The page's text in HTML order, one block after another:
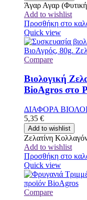
Άγαρ Αγαρ
Add to wishlist
Προσθήκη στο
Quick view
Compare
Βιολογική
BioAgros στο
ΔΙΑΦΟΡΑ
5,35 €
Add to wishlist
Ζελατίνη
Add to wishlist
Προσθήκη στο
Quick view
Compare